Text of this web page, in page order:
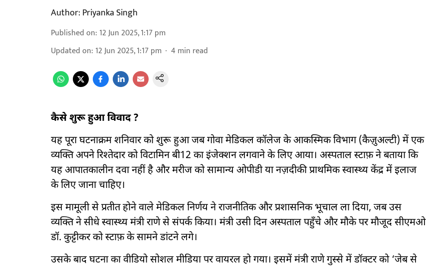
Author: Priyanka Singh
Published on: 12 Jun 2025, 1:17 pm
Updated on: 12 Jun 2025, 1:17 pm 4 min read
कैसे शुरू हुआ विवाद ?
यह पूरा घटनाक्रम शनिवार को शुरू हुआ जब गोवा मेडिकल कॉलेज के आकस्मिक विभाग (कैज़ुअल्टी) में एक
व्यक्ति अपने रिश्तेदार को विटामिन बी12 का इंजेक्शन लगवाने के लिए आया। अस्पताल स्टाफ़ ने बताया कि
यह आपातकालीन दवा नहीं है और मरीज को सामान्य ओपीडी या नज़दीकी प्राथमिक स्वास्थ्य केंद्र में इलाज
के लिए जाना चाहिए।
इस मामूली से प्रतीत होने वाले मेडिकल निर्णय ने राजनीतिक और प्रशासनिक भूचाल ला दिया, जब उस
व्यक्ति ने सीधे स्वास्थ्य मंत्री राणे से संपर्क किया। मंत्री उसी दिन अस्पताल पहुँचे और मौके पर मौजूद सीएमओ
डॉ. कुट्टीकर को स्टाफ़ के सामने डांटने लगे।
उसके बाद घटना का वीडियो सोशल मीडिया पर वायरल हो गया। इसमें मंत्री राणे गुस्से में डॉक्टर को ‘जेब से